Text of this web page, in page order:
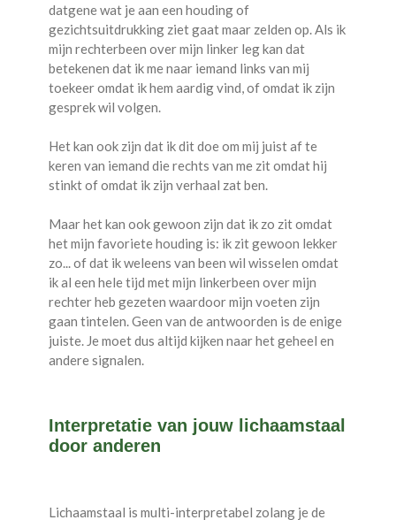
datgene wat je aan een houding of
gezichtsuitdrukking ziet gaat maar zelden op. Als ik
mijn rechterbeen over mijn linker leg kan dat
betekenen dat ik me naar iemand links van mij
toekeer omdat ik hem aardig vind, of omdat ik zijn
gesprek wil volgen.
Het kan ook zijn dat ik dit doe om mij juist af te
keren van iemand die rechts van me zit omdat hij
stinkt of omdat ik zijn verhaal zat ben.
Maar het kan ook gewoon zijn dat ik zo zit omdat
het mijn favoriete houding is: ik zit gewoon lekker
zo... of dat ik weleens van been wil wisselen omdat
ik al een hele tijd met mijn linkerbeen over mijn
rechter heb gezeten waardoor mijn voeten zijn
gaan tintelen. Geen van de antwoorden is de enige
juiste. Je moet dus altijd kijken naar het geheel en
andere signalen.
Interpretatie van jouw lichaamstaal
door anderen
Lichaamstaal is multi-interpretabel zolang je de